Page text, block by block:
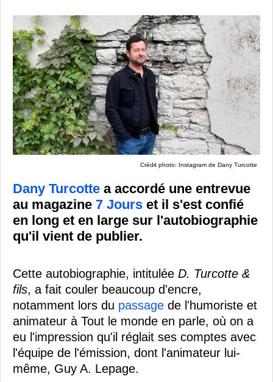
Crédit photo: Instagram de Dany Turcotte
Dany Turcotte a accordé une entrevue
au magazine 7 Jours et il s'est confié
en long et en large sur l'autobiographie
qu'il vient de publier.
Cette autobiographie, intitulée D. Turcotte &
fils, a fait couler beaucoup d'encre,
notamment lors du passage de l'humoriste et
animateur à Tout le monde en parle, où on a
eu l'impression qu'il réglait ses comptes avec
l'équipe de l'émission, dont l'animateur lui-
même, Guy A. Lepage.